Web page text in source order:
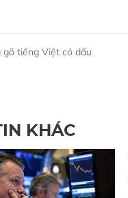
gõ tiếng Việt có dấu
KHÁC